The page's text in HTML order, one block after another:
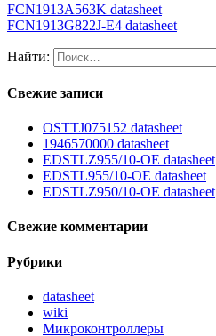
FCN1913A563K datasheet
FCN1913G822J-E4 datasheet
Найти:
Свежие записи
OSTTJ075152 datasheet
1946570000 datasheet
EDSTLZ955/10-OE datasheet
EDSTL955/10-OE datasheet
EDSTLZ950/10-OE datasheet
Свежие комментарии
Рубрики
datasheet
wiki
Микроконтроллеры